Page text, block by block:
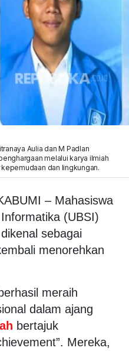
Aulia dan M Padlan
melalui karya ilmiah
dan lingkungan.
– Mahasiswa
(UBSI)
sebagai
menorehkan
meraih
dalam ajang
bertajuk
Mereka,